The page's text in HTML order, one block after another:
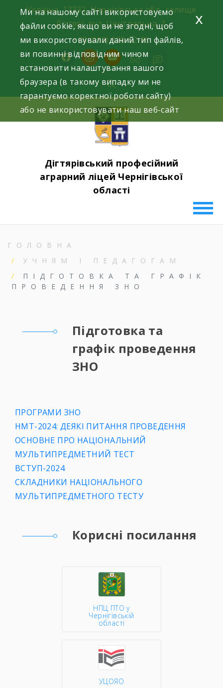
content
Україна, 17332, Чернігівська обл., селище
Дігтярі, вул. Центральна, 1.
+38 (063) 220-52-85
facebookinstagramyoutube
Дігтярівський професійний
аграрний ліцей Чернігівської
області
ГОЛОВНА
УЧНЯМ І ПЕДАГОГАМ
ПІДГОТОВКА ТА ГРАФІК
ПРОВЕДЕННЯ ЗНО
Підготовка та
графік проведення
ЗНО
ПРОГРАМИ ЗНО
НМТ-2024: ДЕЯКІ ПИТАННЯ ПРОВЕДЕННЯ
ОСНОВНЕ ПРО НАЦІОНАЛЬНИЙ
МУЛЬТИПРЕДМЕТНИЙ ТЕСТ
ВСТУП-2024
СКЛАДНИКИ НАЦІОНАЛЬНОГО
МУЛЬТИПРЕДМЕТНОГО ТЕСТУ
Корисні посилання
НПЦ ПТО у
Чернігівській
області
УЦОЯО
Ми на нашому сайті використовуємо
файли cookie, якщо ви не згодні, щоб
ми використовували даний тип файлів,
ви повинні відповідним чином
встановити налаштування вашого
браузера (в такому випадку ми не
гарантуємо коректної роботи сайту)
або не використовувати наш веб-сайт
x